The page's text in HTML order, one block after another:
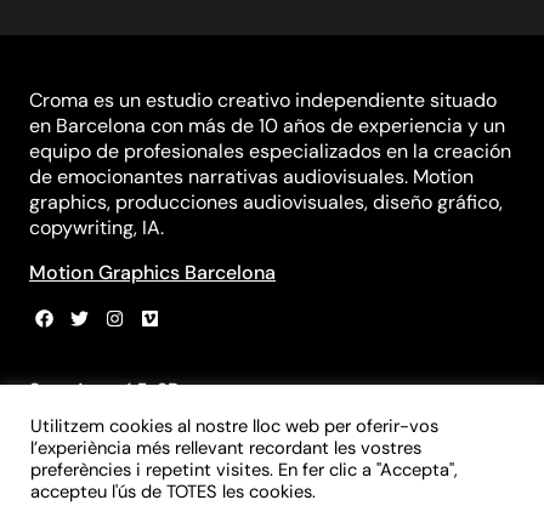
Croma es un estudio creativo independiente situado
en Barcelona con más de 10 años de experiencia y un
equipo de profesionales especializados en la creación
de emocionantes narrativas audiovisuales. Motion
graphics, producciones audiovisuales, diseño gráfico,
copywriting, IA.
Motion Graphics Barcelona
Sant Agustí 5, 3B
08012 Barcelona
+34 931 839 981
+34 699 970 055
info@croma-studio.com
Utilitzem cookies al nostre lloc web per oferir-vos
l’experiència més rellevant recordant les vostres
preferències i repetint visites. En fer clic a "Accepta",
accepteu l'ús de TOTES les cookies.